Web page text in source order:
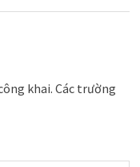
khai. Các trường